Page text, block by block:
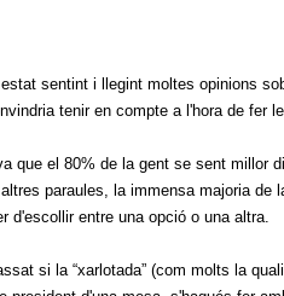
sentint i llegint moltes opinions
tenir en compte a l'hora de fer
que el 80% de la gent se sent millor
paraules, la immensa majoria de
d'escollir entre una opció o una altra.
si la “xarlotada” (com molts la